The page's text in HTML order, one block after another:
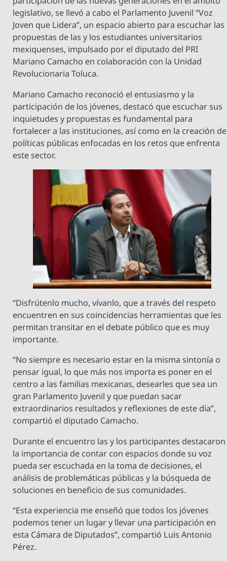
legislativo, se llevó a cabo el Parlamento Juvenil “Voz
Joven que Lidera”, un espacio abierto para escuchar las
propuestas de las y los estudiantes universitarios
mexiquenses, impulsado por el diputado del PRI
Mariano Camacho en colaboración con la Unidad
Revolucionaria Toluca.
Mariano Camacho reconoció el entusiasmo y la
participación de los jóvenes, destacó que escuchar sus
inquietudes y propuestas es fundamental para
fortalecer a las instituciones, así como en la creación de
políticas públicas enfocadas en los retos que enfrenta
este sector.
“Disfrútenlo mucho, vívanlo, que a través del respeto
encuentren en sus coincidencias herramientas que les
permitan transitar en el debate público que es muy
importante.
“No siempre es necesario estar en la misma sintonía o
pensar igual, lo que más nos importa es poner en el
centro a las familias mexicanas, desearles que sea un
gran Parlamento Juvenil y que puedan sacar
extraordinarios resultados y reflexiones de este día”,
compartió el diputado Camacho.
Durante el encuentro las y los participantes destacaron
la importancia de contar con espacios donde su voz
pueda ser escuchada en la toma de decisiones, el
análisis de problemáticas públicas y la búsqueda de
soluciones en beneficio de sus comunidades.
“Esta experiencia me enseñó que todos los jóvenes
podemos tener un lugar y llevar una participación en
esta Cámara de Diputados”, compartió Luis Antonio
Pérez.